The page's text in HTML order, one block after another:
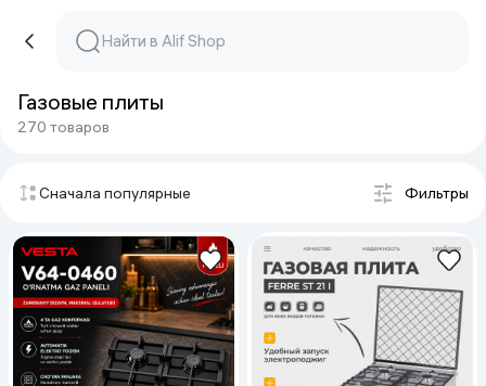
Газовые плиты
270 товаров
Сначала популярные Фильтры